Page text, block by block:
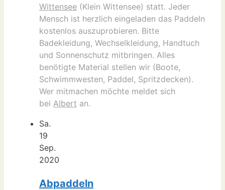
Wittensee (Klein Wittensee) statt. Jeder
Mensch ist herzlich eingeladen das Paddeln
kostenlos auszuprobieren. Bitte
Badekleidung, Wechselkleidung, Handtuch
und Sonnenschutz mitbringen. Alles
benötigte Material stellen wir (Boote,
Schwimmwesten, Paddel, Spritzdecken).
Wer mitmachen möchte meldet sich
bei Albert an.
Sa.
19
Sep.
2020
Abpaddeln